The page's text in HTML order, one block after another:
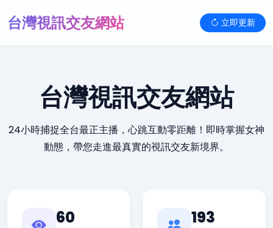
台灣視訊交友網站 立即更新
台灣視訊交友網站
24小時捕捉全台最正主播，心跳互動零距離！即時掌握女神
動態，帶您走進最真實的視訊交友新境界。
60 193